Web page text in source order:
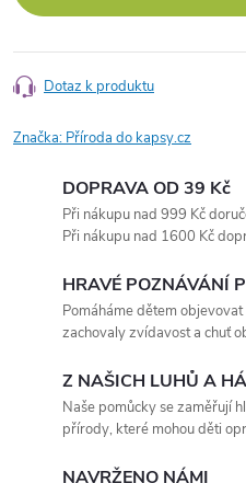
Dotaz k produktu
Značka: Příroda do kapsy.cz
DOPRAVA OD 39 Kč
Při nákupu nad 999 Kč
Při nákupu nad 1600 Kč
HRAVÉ POZNÁVÁNÍ
Pomáháme dětem
zachovaly zvídavost a chuť
Z NAŠICH LUHŮ A
Naše pomůcky se zaměřují
přírody, které mohou děti
NAVRŽENO NÁMI